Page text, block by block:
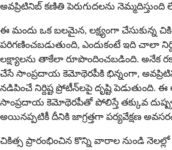
అవప్రిటినిబ్ కణితి పెరుగుదలను నెమ్మదిస్తుంది
ఈ మందు ఒక బలమైన, లక్ష్యంగా చేసుకున్న
పరిగణించబడుతుంది, ఎందుకంటే ఇది చాలా
లక్ష్యాలను తాకేలా రూపొందించబడింది. అనేక
చేసే సాంప్రదాయ కెమోథెరపీకి భిన్నంగా,
నడిపించే నిర్దిష్ట ప్రోటీన్‌లపై దృష్టి పెడుతుంది.
సాంప్రదాయ కెమోథెరపీతో పోలిస్తే తక్కువ
అయినప్పటికీ దీనికి జాగ్రత్తగా పర్యవేక్షణ
చికిత్స ప్రారంభించిన కొన్ని వారాల నుండి